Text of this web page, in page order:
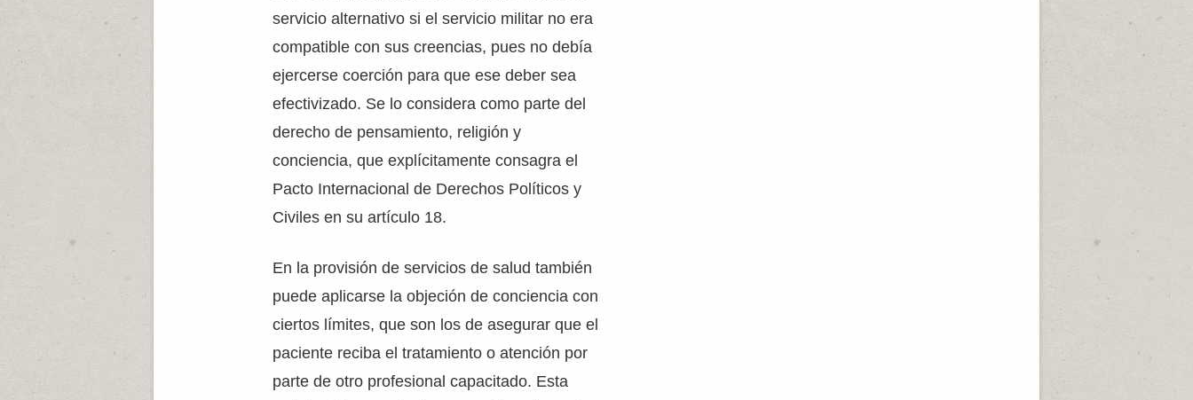
servicio alternativo si el servicio militar no era
compatible con sus creencias, pues no debía
ejercerse coerción para que ese deber sea
efectivizado. Se lo considera como parte del
derecho de pensamiento, religión y
conciencia, que explícitamente consagra el
Pacto Internacional de Derechos Políticos y
Civiles en su artículo 18.
En la provisión de servicios de salud también
puede aplicarse la objeción de conciencia con
ciertos límites, que son los de asegurar que el
paciente reciba el tratamiento o atención por
parte de otro profesional capacitado. Esta